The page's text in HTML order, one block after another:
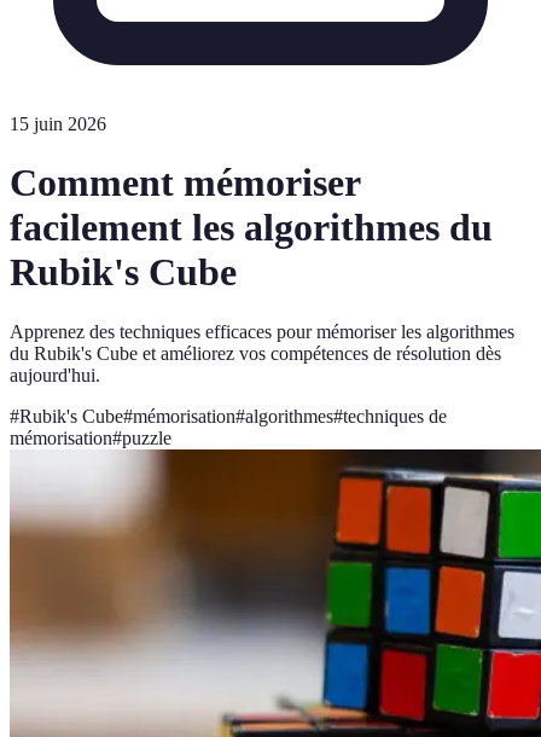
15 juin 2026
Comment mémoriser
facilement les algorithmes du
Rubik's Cube
Apprenez des techniques efficaces pour mémoriser les algorithmes
du Rubik's Cube et améliorez vos compétences de résolution dès
aujourd'hui.
#Rubik's Cube#mémorisation#algorithmes#techniques de
mémorisation#puzzle